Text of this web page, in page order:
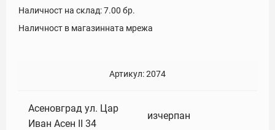
Наличност на склад:7.00 бр.
Наличност в магазинната мрежа
Артикул:2074
Асеновград ул. Цар
Иван Асен II 34
изчерпан